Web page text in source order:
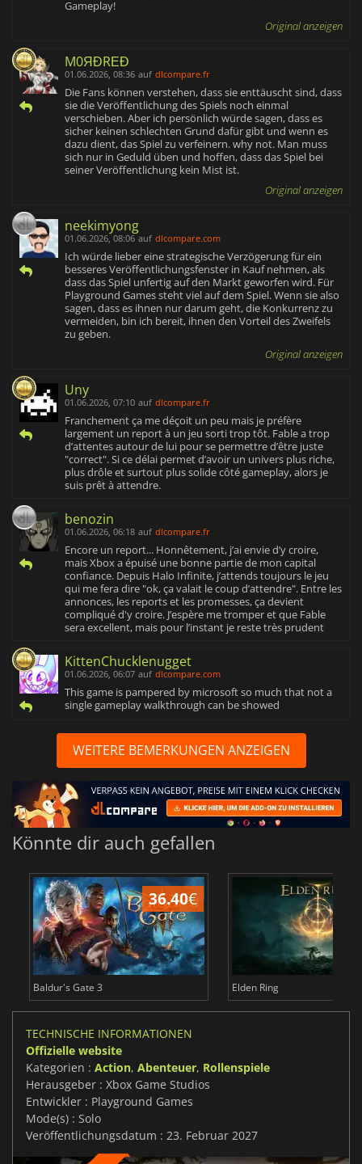
Gameplay!
Original anzeigen
M0ЯĐRΕĐ
01.06.2026, 08:36 auf dlcompare.fr
Die Fans können verstehen, dass sie enttäuscht sind, dass
sie die Veröffentlichung des Spiels noch einmal
verschieben. Aber ich persönlich würde sagen, dass es
sicher keinen schlechten Grund dafür gibt und wenn es
dazu dient, das Spiel zu verfeinern. why not. Man muss
sich nur in Geduld üben und hoffen, dass das Spiel bei
seiner Veröffentlichung kein Mist ist.
Original anzeigen
neekimyong
01.06.2026, 08:06 auf dlcompare.com
Ich würde lieber eine strategische Verzögerung für ein
besseres Veröffentlichungsfenster in Kauf nehmen, als
dass das Spiel unfertig auf den Markt geworfen wird. Für
Playground Games steht viel auf dem Spiel. Wenn sie also
sagen, dass es ihnen nur darum geht, die Konkurrenz zu
vermeiden, bin ich bereit, ihnen den Vorteil des Zweifels
zu geben.
Original anzeigen
Uny
01.06.2026, 07:10 auf dlcompare.fr
Franchement ça me déçoit un peu mais je préfère
largement un report à un jeu sorti trop tôt. Fable a trop
d’attentes autour de lui pour se permettre d’être juste
"correct". Si ce délai permet d’avoir un univers plus riche,
plus drôle et surtout plus solide côté gameplay, alors je
suis prêt à attendre.
benozin
01.06.2026, 06:18 auf dlcompare.fr
Encore un report... Honnêtement, j’ai envie d’y croire,
mais Xbox a épuisé une bonne partie de mon capital
confiance. Depuis Halo Infinite, j’attends toujours le jeu
qui me fera dire "ok, ça valait le coup d’attendre". Entre les
annonces, les reports et les promesses, ça devient
compliqué d'y croire. J’espère me tromper et que Fable
sera excellent, mais pour l’instant je reste très prudent
KittenChucklenugget
01.06.2026, 06:07 auf dlcompare.com
This game is pampered by microsoft so much that not a
single gameplay walkthrough can be showed
WEITERE BEMERKUNGEN ANZEIGEN
Könnte dir auch gefallen
36.40€
Baldur's Gate 3 Elden Ring
TECHNISCHE INFORMATIONEN
Offizielle website
Kategorien : Action, Abenteuer, Rollenspiele
Herausgeber : Xbox Game Studios
Entwickler : Playground Games
Mode(s) : Solo
Veröffentlichungsdatum : 23. Februar 2027